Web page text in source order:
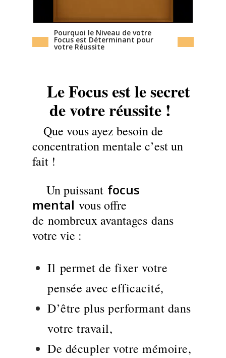
Pourquoi le Niveau de votre
Focus est Déterminant pour
votre Réussite
Le Focus est le secret
de votre réussite !
Que vous ayez besoin de
concentration mentale c’est un
fait !
Un puissant focus
mental vous offre
de nombreux avantages dans
votre vie :
Il permet de fixer votre
pensée avec efficacité,
D’être plus performant dans
votre travail,
De décupler votre mémoire,